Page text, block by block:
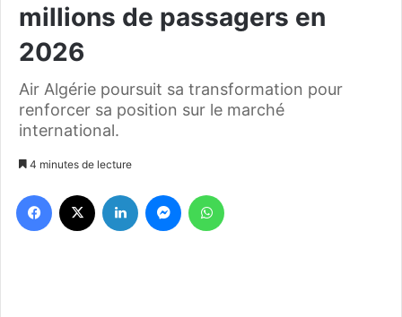
millions de passagers en
2026
Air Algérie poursuit sa transformation pour
renforcer sa position sur le marché
international.
4 minutes de lecture